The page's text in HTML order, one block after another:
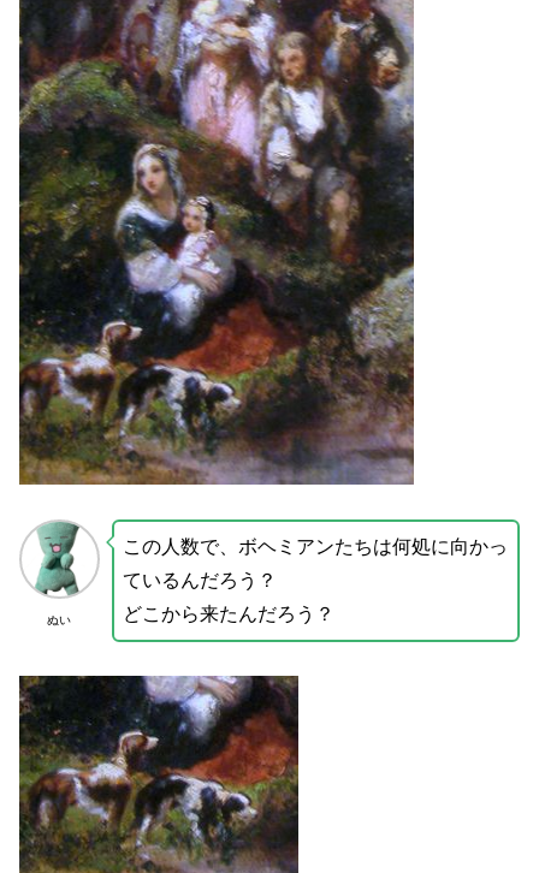
ぬい
この人数で、ボヘミアンたちは何処に向かっ
ているんだろう？
どこから来たんだろう？